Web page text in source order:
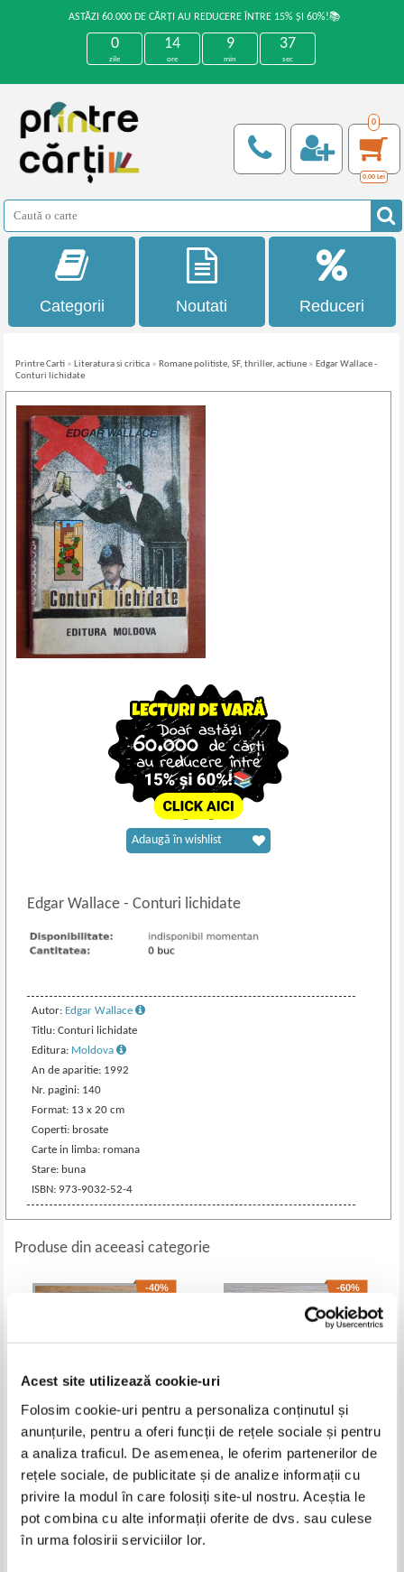
Acest site utilizează cookie-uri
Folosim cookie-uri pentru a personaliza conținutul și
anunțurile, pentru a oferi funcții de rețele sociale și pentru
a analiza traficul. De asemenea, le oferim partenerilor de
rețele sociale, de publicitate și de analize informații cu
privire la modul în care folosiți site-ul nostru. Aceștia le
pot combina cu alte informații oferite de dvs. sau culese
în urma folosirii serviciilor lor.
ASTĂZI 60.000 DE CĂRȚI AU REDUCERE ÎNTRE 15% ȘI 60%!📚
0
zile
14
ore
9
min
36
sec
0
0,00 Lei
Categorii Noutati Reduceri
Printre Carti » Literatura si critica » Romane politiste, SF, thriller, actiune » Edgar Wallace -
Conturi lichidate
Edgar Wallace- Conturi lichidate
Autor: Edgar Wallace
Titlu: Conturi lichidate
Editura: Moldova
An de aparitie: 1992
Nr. pagini: 140
Format: 13 x 20 cm
Coperti: brosate
Carte in limba: romana
Stare: buna
ISBN: 973-9032-52-4
Adaugă în wishlist
Produse din aceeasi categorie
-40%
Gerard de Villiers - Afacerea
Kirsanov
Pret:16,00Lei 9,60 Lei
Adaugă în coș
-60%
James Patterson - Die Tote Nr.
12
Pret:28,00Lei 11,20 Lei